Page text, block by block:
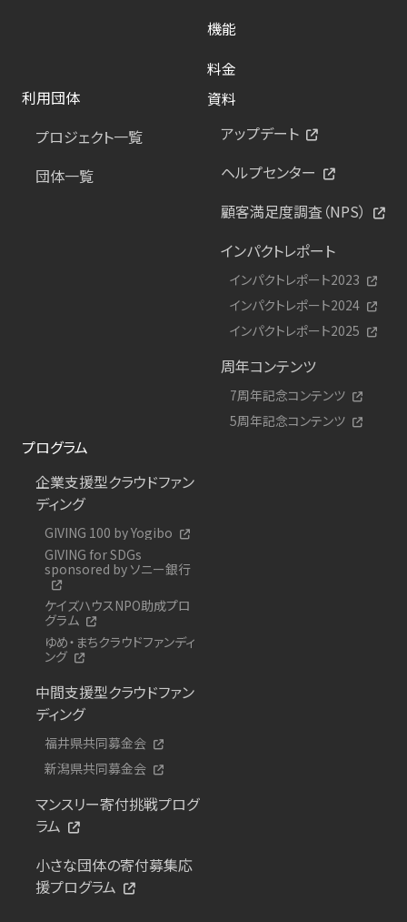
機能
料金
利用団体
プロジェクト一覧
団体一覧
資料
アップデート
ヘルプセンター
顧客満足度調査（NPS）
インパクトレポート
インパクトレポート2023
インパクトレポート2024
インパクトレポート2025
周年コンテンツ
7周年記念コンテンツ
5周年記念コンテンツ
プログラム
企業支援型クラウドファン
ディング
GIVING 100 by Yogibo
GIVING for SDGs
sponsored by ソニー銀行
ケイズハウスNPO助成プロ
グラム
ゆめ・まちクラウドファンディ
ング
中間支援型クラウドファン
ディング
福井県共同募金会
新潟県共同募金会
マンスリー寄付挑戦プログ
ラム
小さな団体の寄付募集応
援プログラム